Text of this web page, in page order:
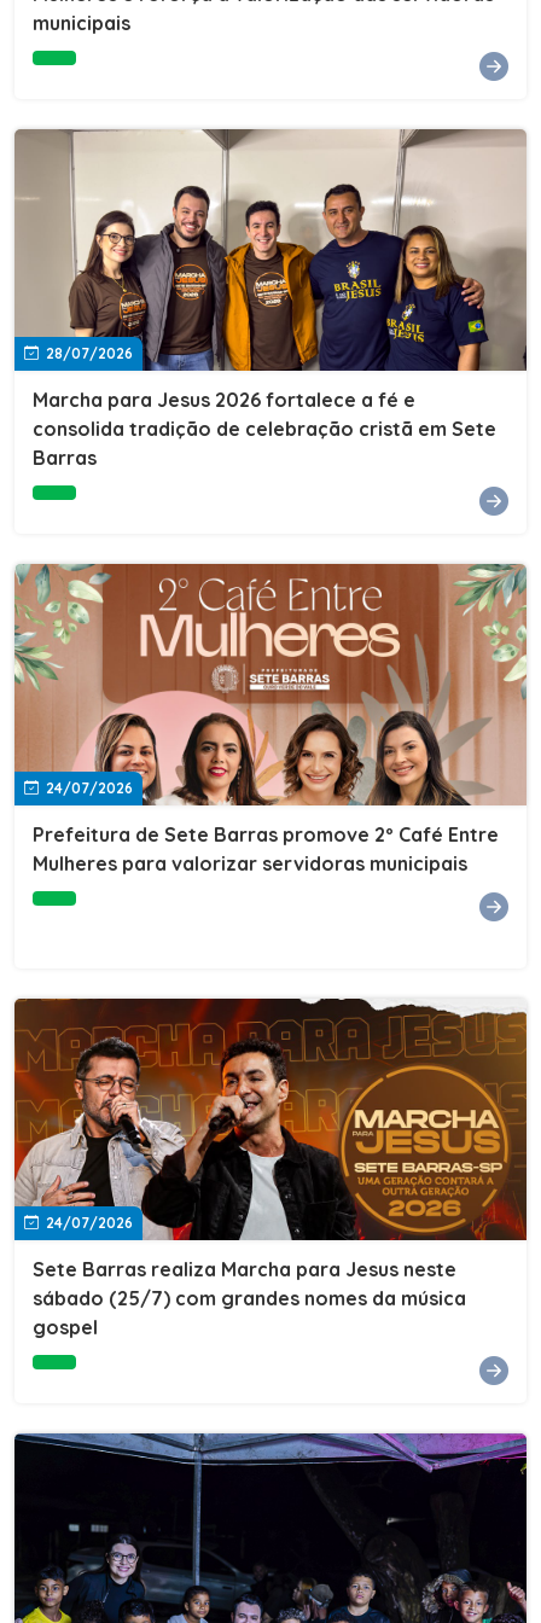
Cultura, Esporte e Lazer, Paulo Thomas, prestigiou os
compromisso da nossa gestão com a inclusão,
oferecendo a jovens e adultos a oportunidade de
concluir seus estudos e construir um futuro melhor.
Cada certificado entregue simboliza esforço,
determinação e a certeza de que investir em educação
é investir no desenvolvimento de Sete Barras."A
Prefeitura de Sete Barras também agradeceu ao SESI,
parceiro fundamental na retomada e ampliação da
Educação de Jovens e Adultos, aos professores, à
equipe da Secretaria Municipal de Educação e a todos
os profissionais que contribuíram para que esse
importante projeto voltasse a transformar a vida de
municipais
28/07/2026
Marcha para Jesus 2026 fortalece a fé e
consolida tradição de celebração cristã em Sete
Barras
24/07/2026
Prefeitura de Sete Barras promove 2º Café Entre
Mulheres para valorizar servidoras municipais
24/07/2026
Sete Barras realiza Marcha para Jesus neste
sábado (25/7) com grandes nomes da música
gospel